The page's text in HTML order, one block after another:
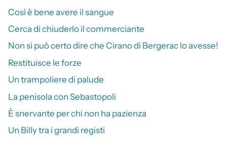
Così è bene avere il sangue
Cerca di chiuderlo il commerciante
Non si può certo dire che Cirano di Bergerac lo avesse!
Restituisce le forze
Un trampoliere di palude
La penisola con Sebastopoli
È snervante per chi non ha pazienza
Un Billy tra i grandi registi